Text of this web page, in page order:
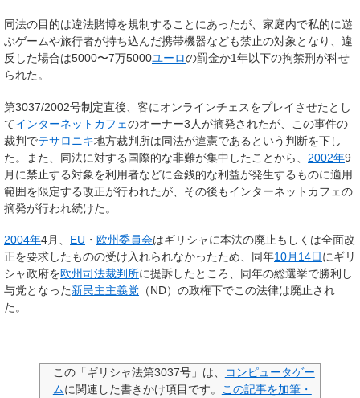
同法の目的は違法賭博を規制することにあったが、家庭内で私的に遊
ぶゲームや旅行者が持ち込んだ携帯機器なども禁止の対象となり、違
反した場合は5000〜7万5000ユーロの罰金か1年以下の拘禁刑が科せ
られた。
第3037/2002号制定直後、客にオンラインチェスをプレイさせたとし
てインターネットカフェのオーナー3人が摘発されたが、この事件の
裁判でテサロニキ地方裁判所は同法が違憲であるという判断を下し
た。また、同法に対する国際的な非難が集中したことから、 2002年9
月に禁止する対象を利用者などに金銭的な利益が発生するものに適用
範囲を限定する改正が行われたが、その後もインターネットカフェの
摘発が行われ続けた。
2004年4月、 EU ・ 欧州委員会はギリシャに本法の廃止もしくは全面改
正を要求したものの受け入れられなかったため、同年10月14日にギリ
シャ政府を欧州司法裁判所に提訴したところ、同年の総選挙で勝利し
与党となった新民主主義党 （ND）の政権下でこの法律は廃止され
た。
この「ギリシャ法第3037号」は、
コンピュータゲー
ムに関連した書きかけ項目 です。
この記事を加筆・